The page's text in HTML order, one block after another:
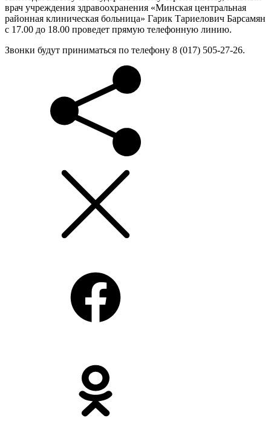
врач учреждения здравоохранения «Минская центральная
районная клиническая больница» Гарик Тариелович Барсамян
с 17.00 до 18.00 проведет прямую телефонную линию.
Звонки будут приниматься по телефону 8 (017) 505-27-26.